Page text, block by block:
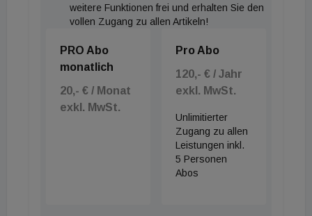
weitere Funktionen frei und erhalten Sie den
vollen Zugang zu allen Artikeln!
PRO Abo
monatlich
20,- € / Monat
exkl. MwSt.
Pro Abo
120,- € / Jahr
exkl. MwSt.
Unlimitierter
Zugang zu allen
Leistungen inkl.
5 Personen
Abos